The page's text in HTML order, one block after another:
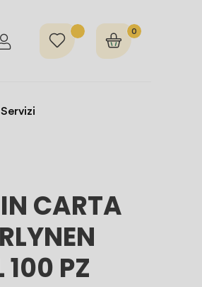
0
Servizi
CARTA
PZ